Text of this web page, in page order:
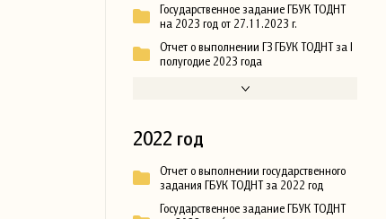
Государственное задание ГБУК ТОДНТ
на 2023 год от 27.11.2023 г.
Отчет о выполнении ГЗ ГБУК ТОДНТ за I
полугодие 2023 года
2022 год
Отчет о выполнении государственного
задания ГБУК ТОДНТ за 2022 год
Государственное задание ГБУК ТОДНТ